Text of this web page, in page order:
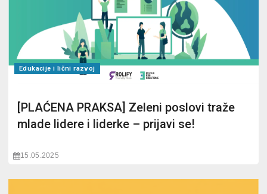
Edukacije i lični razvoj
[PLAĆENA PRAKSA] Zeleni poslovi traže
mlade lidere i liderke – prijavi se!
15.05.2025